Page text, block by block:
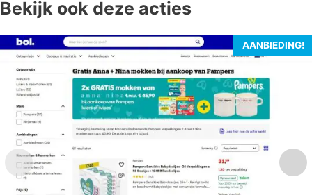
Bekijk ook deze acties
AANBIEDING!